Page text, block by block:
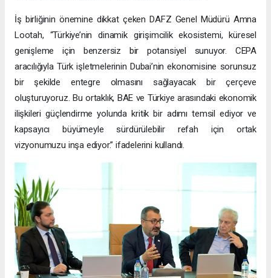
İş birliğinin önemine dikkat çeken DAFZ Genel Müdürü Amna
Lootah, “Türkiye’nin dinamik girişimcilik ekosistemi, küresel
genişleme için benzersiz bir potansiyel sunuyor. CEPA
aracılığıyla Türk işletmelerinin Dubai’nin ekonomisine sorunsuz
bir şekilde entegre olmasını sağlayacak bir çerçeve
oluşturuyoruz. Bu ortaklık, BAE ve Türkiye arasındaki ekonomik
ilişkileri güçlendirme yolunda kritik bir adımı temsil ediyor ve
kapsayıcı büyümeyle sürdürülebilir refah için ortak
vizyonumuzu inşa ediyor.” ifadelerini kullandı.